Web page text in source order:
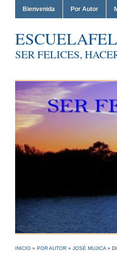
Bienvenida Por Autor
SER FELICES,
INICIO » POR AUTOR » JOSÉ MUJICA »